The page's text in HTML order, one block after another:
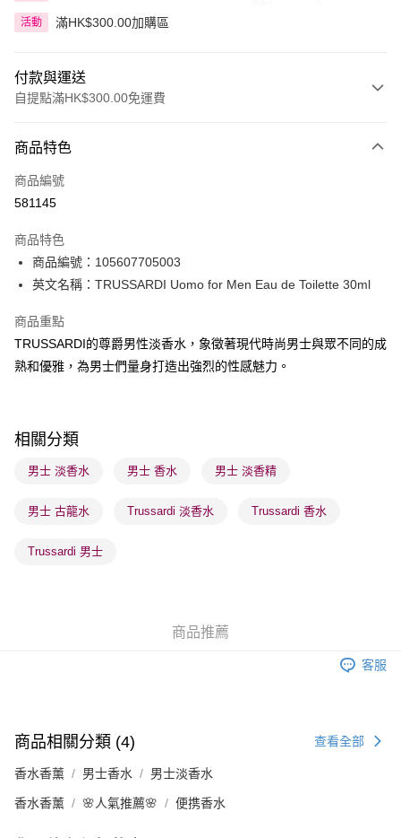
活動 滿HK$300.00加購區
付款與運送
自提點滿HK$300.00免運費
信用卡
Apple Pay
PayMe
WeChat Pay
BoC Pay
送貨方式
每筆HK$65.00，滿HK$300.00或以上免運費
確認發貨後1-3 工作天送達，訂單將隨機分配至SF順豐速運或京東
每筆HK$65.00，滿HK$300.00或以上免運費
每筆HK$20.00，滿HK$100.00或以上免運費
(澳門門市) 只顯示可選門市。確認發貨後2-5個工作天到店，3天內
商品特色
商品編號
581145
商品特色
商品編號：105607705003
英文名稱：TRUSSARDI Uomo for Men Eau de Toilette 30ml
商品重點
TRUSSARDI的尊爵男性淡香水，象徵著現代時尚男士與眾不同的成
熟和優雅，為男士們量身打造出強烈的性感魅力。
相關分類
男士 淡香水 男士 香水 男士 淡香精
男士 古龍水 Trussardi 淡香水 Trussardi 香水
Trussardi 男士
商品推薦
客服
商品相關分類 (4) 查看全部
香水香薰 男士香水 男士淡香水
香水香薰 🌸人氣推薦🌸 便携香水